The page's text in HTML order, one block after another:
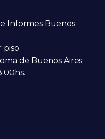
Informes Buenos
piso
de Buenos Aires.